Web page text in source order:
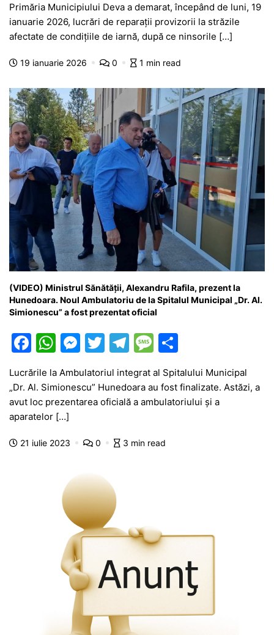
c
e
b
o
o
k
at
s
A
p
p
s
s
e
n
g
er
itt
er
e
gr
a
m
s
s
a
e
ta
je
a
ă
Primăria Municipiului Deva a demarat, începând de luni, 19
ianuarie 2026, lucrări de reparații provizorii la străzile
afectate de condițiile de iarnă, după ce ninsorile […]
19 ianuarie 2026 0 1 min read
(VIDEO) Ministrul Sănătății, Alexandru Rafila, prezent la
Hunedoara. Noul Ambulatoriu de la Spitalul Municipal „Dr. Al.
Simionescu” a fost prezentat oficial
F
c
e
b
o
W
at
s
A
p
M
s
s
n
er
T
itt
er
T
e
gr
m
M
s
s
g
ta
je
Lucrările la Ambulatoriul integrat al Spitalului Municipal
„Dr. Al. Simionescu” Hunedoara au fost finalizate. Astăzi, a
avut loc prezentarea oficială a ambulatoriului și a
aparatelor […]
21 iulie 2023 0 3 min read